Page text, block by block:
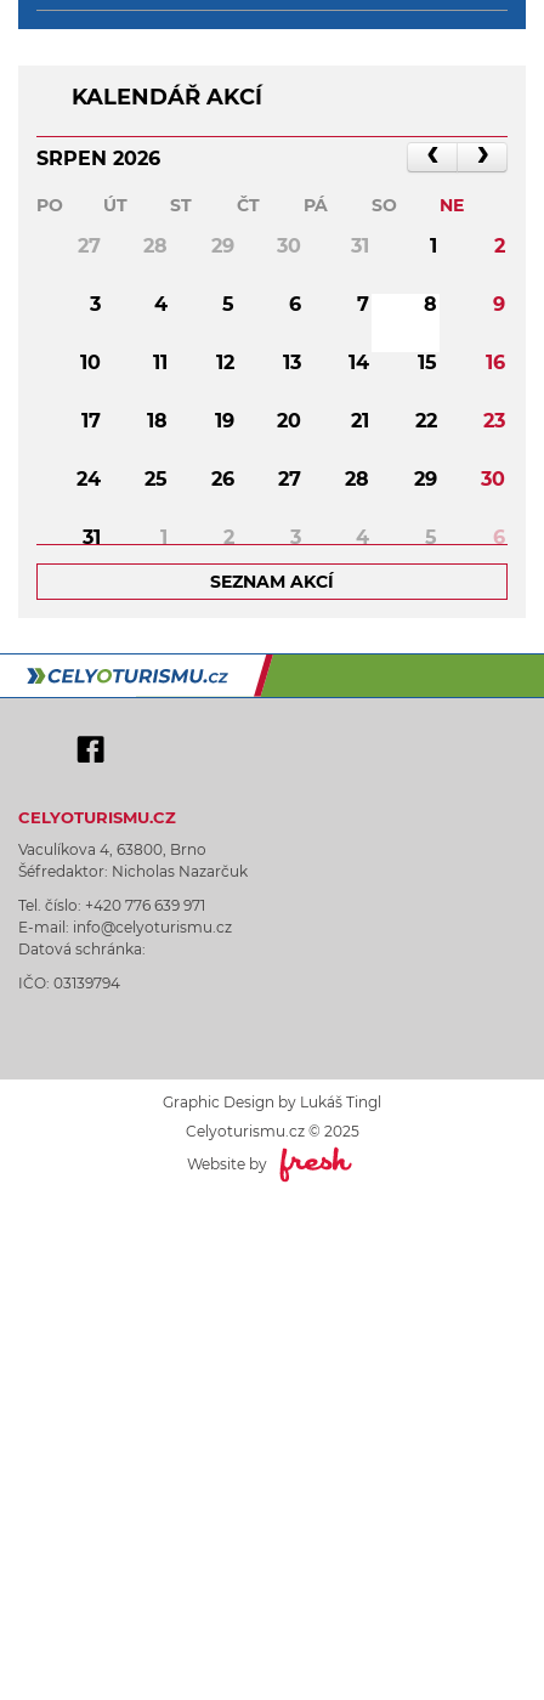
KALENDÁŘ AKCÍ
SRPEN 2026
PO ÚT ST ČT PÁ SO NE
27 28 29 30 31 1 2
3 4 5 6 7 8 9
10 11 12 13 14 15 16
17 18 19 20 21 22 23
24 25 26 27 28 29 30
31 1 2 3 4 5 6
SEZNAM AKCÍ
CELYOTURISMU.CZ
Vaculíkova 4, 63800, Brno
Šéfredaktor: Nicholas Nazarčuk
Tel. číslo: +420 776 639 971
E-mail: info@celyoturismu.cz
Datová schránka:
IČO: 03139794
Graphic Design by Lukáš Tingl
Celyoturismu.cz © 2025
Website by